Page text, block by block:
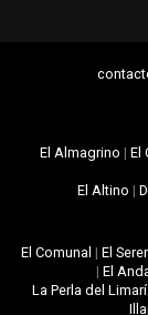
El Almagrino | El
El Altino |
El Comunal | El
| El
La Perla del Limarí